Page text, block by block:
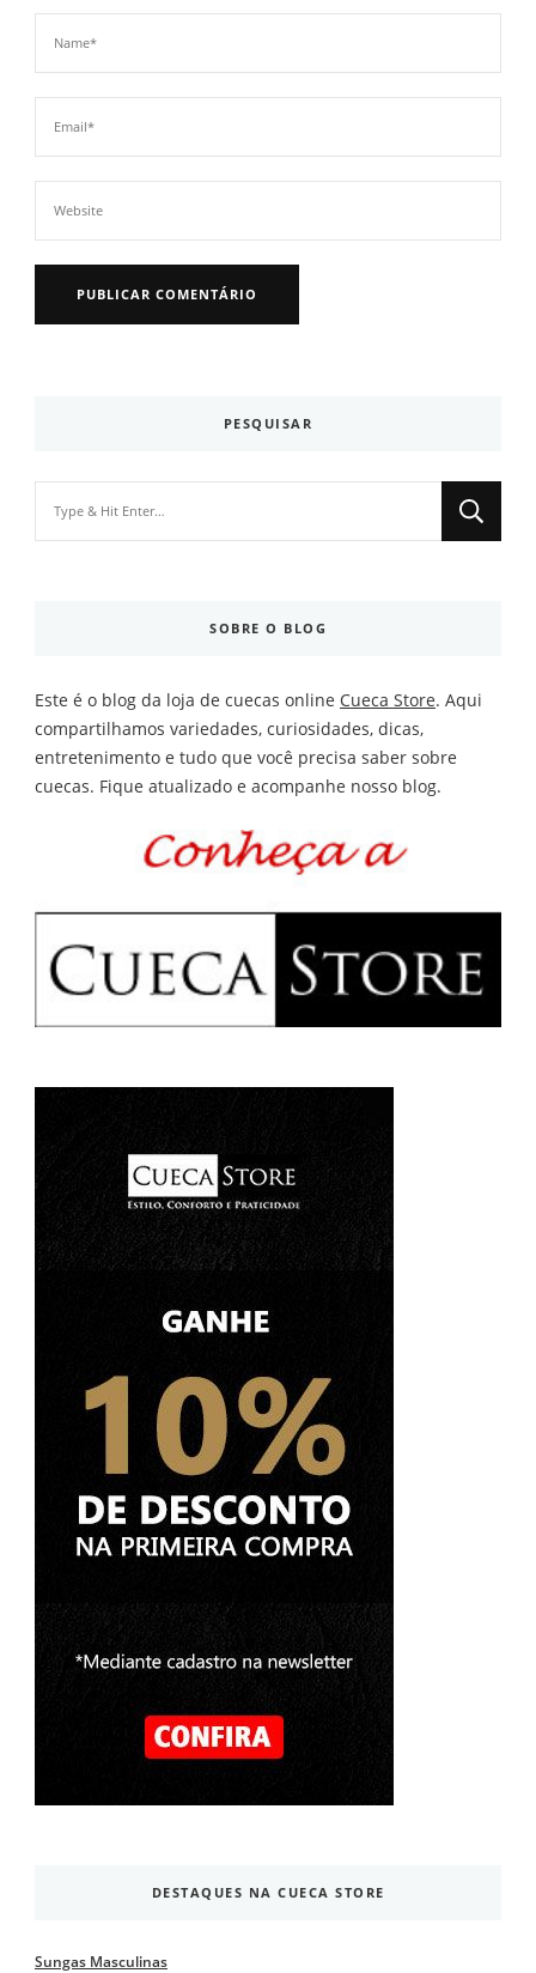
PESQUISAR
SOBRE O BLOG
Este é o blog da loja de cuecas online Cueca Store. Aqui
compartilhamos variedades, curiosidades, dicas,
entretenimento e tudo que você precisa saber sobre
cuecas. Fique atualizado e acompanhe nosso blog.
DESTAQUES NA CUECA STORE
Sungas Masculinas